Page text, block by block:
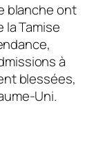
blanche ont
Tamise
à
blessées,
Uni.